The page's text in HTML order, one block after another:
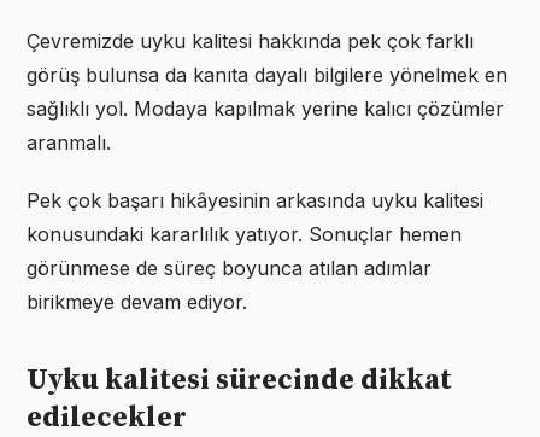
Çevremizde uyku kalitesi hakkında pek çok farklı
görüş bulunsa da kanıta dayalı bilgilere yönelmek en
sağlıklı yol. Modaya kapılmak yerine kalıcı çözümler
aranmalı.
Pek çok başarı hikâyesinin arkasında uyku kalitesi
konusundaki kararlılık yatıyor. Sonuçlar hemen
görünmese de süreç boyunca atılan adımlar
birikmeye devam ediyor.
Uyku kalitesi sürecinde dikkat
edilecekler